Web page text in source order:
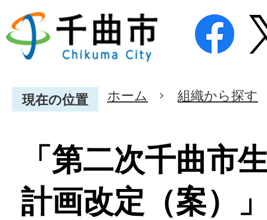
現在の位置 ホーム 組織から探す
「第二次千曲市
計画改定（案）